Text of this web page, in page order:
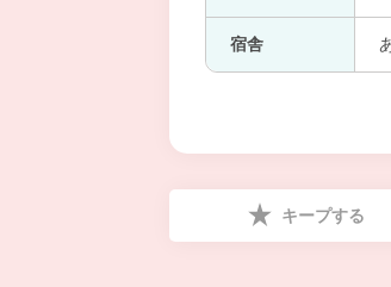
宿舎
キープする